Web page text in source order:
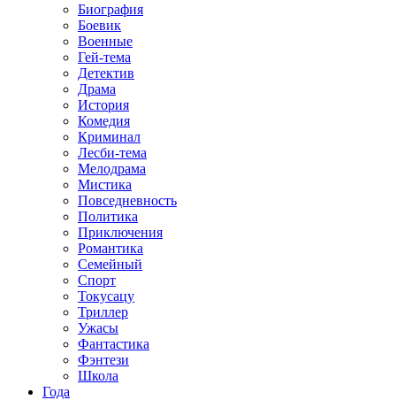
Биография
Боевик
Военные
Гей-тема
Детектив
Драма
История
Комедия
Криминал
Лесби-тема
Мелодрама
Мистика
Повседневность
Политика
Приключения
Романтика
Семейный
Спорт
Токусацу
Триллер
Ужасы
Фантастика
Фэнтези
Школа
Года